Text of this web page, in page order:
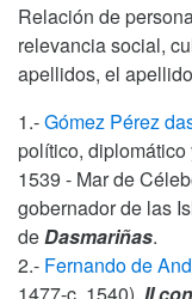
Relación de
relevancia social,
apellidos, el
1.-Gómez Pérez
político,
1539 - Mar de
gobernador de las
de Dasmariñas.
2.- Fernando de
1477-c. 1540), II